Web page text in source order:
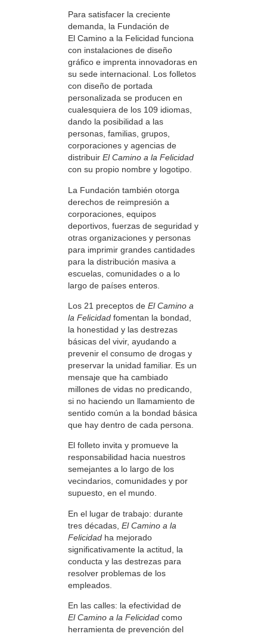
Para satisfacer la creciente
demanda, la Fundación de
El Camino a la Felicidad funciona
con instalaciones de diseño
gráfico e imprenta innovadoras en
su sede internacional. Los folletos
con diseño de portada
personalizada se producen en
cualesquiera de los 109 idiomas,
dando la posibilidad a las
personas, familias, grupos,
corporaciones y agencias de
distribuir El Camino a la Felicidad
con su propio nombre y logotipo.
La Fundación también otorga
derechos de reimpresión a
corporaciones, equipos
deportivos, fuerzas de seguridad y
otras organizaciones y personas
para imprimir grandes cantidades
para la distribución masiva a
escuelas, comunidades o a lo
largo de países enteros.
Los 21 preceptos de El Camino a
la Felicidad fomentan la bondad,
la honestidad y las destrezas
básicas del vivir, ayudando a
prevenir el consumo de drogas y
preservar la unidad familiar. Es un
mensaje que ha cambiado
millones de vidas no predicando,
si no haciendo un llamamiento de
sentido común a la bondad básica
que hay dentro de cada persona.
El folleto invita y promueve la
responsabilidad hacia nuestros
semejantes a lo largo de los
vecindarios, comunidades y por
supuesto, en el mundo.
En el lugar de trabajo: durante
tres décadas, El Camino a la
Felicidad ha mejorado
significativamente la actitud, la
conducta y las destrezas para
resolver problemas de los
empleados.
En las calles: la efectividad de
El Camino a la Felicidad como
herramienta de prevención del